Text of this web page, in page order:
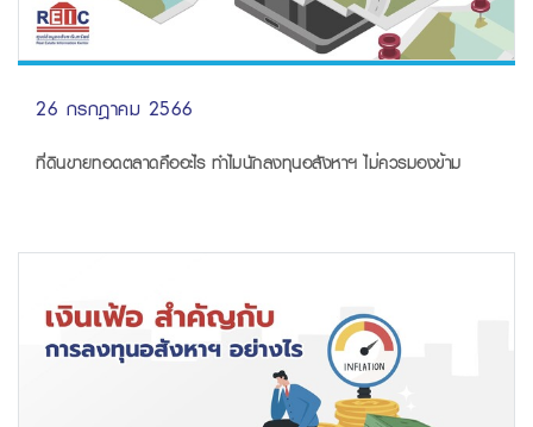
26 กรกฎาคม 2566
ที่ดินขายทอดตลาดคืออะไร ทำไมนักลงทุนอสังหาฯ ไม่ควรมองข้าม